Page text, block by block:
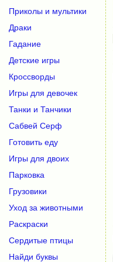
Приколы и мультики
Драки
Гадание
Детские игры
Кроссворды
Игры для девочек
Танки и Танчики
Сабвей Серф
Готовить еду
Игры для двоих
Парковка
Грузовики
Уход за животными
Раскраски
Сердитые птицы
Найди буквы